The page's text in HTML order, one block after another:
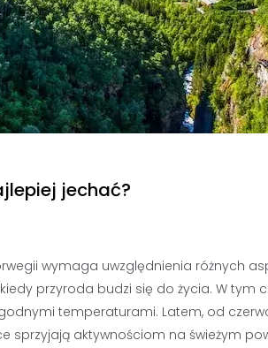
jechać?
wymaga uwzględnienia różnych
przyroda budzi się do życia. W tym
temperaturami. Latem, od
sprzyjają aktywnościom na świeżym